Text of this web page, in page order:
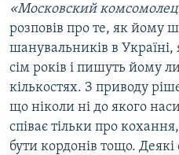
«Московский
розповів про те, як йому
шанувальників в Україні,
сім років і пишуть йому
кількостях. З приводу
що ніколи ні до якого
співає тільки про
бути кордонів тощо.